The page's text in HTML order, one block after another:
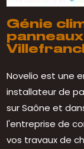
Génie
Novelio est une
installateur de
sur Saône et
l'entreprise de
vos travaux de